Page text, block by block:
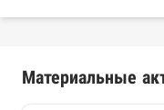
Материальные